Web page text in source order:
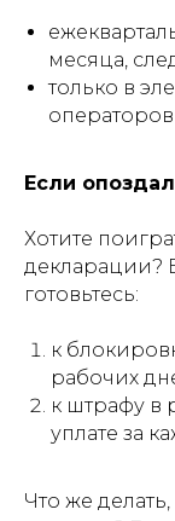
месяца,
только в
Если
Хотите
декларации?
готовьтесь:
к
рабочих
к штрафу в
уплате за
Что же